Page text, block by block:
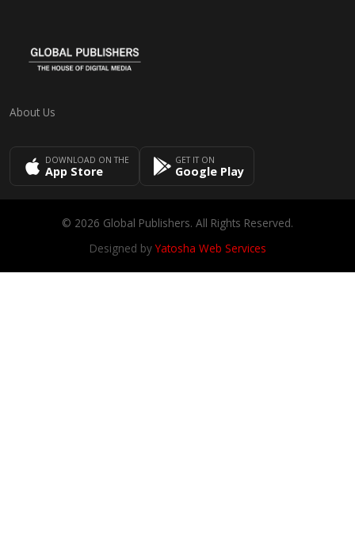
About Us
DOWNLOAD ON THE
App Store
GET IT ON
Google Play
© 2026 Global Publishers. All Rights Reserved.
Designed byYatosha Web Services